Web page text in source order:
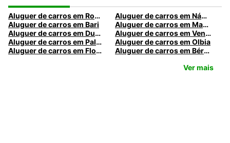
Aluguer de carros em Roma
Aluguer de carros em Nápoles
Aluguer de carros em Bari
Aluguer de carros em Madrid
Aluguer de carros em Dublin
Aluguer de carros em Veneza
Aluguer de carros em Palermo
Aluguer de carros em Olbia
Aluguer de carros em Florença
Aluguer de carros em Bérgamo
Ver mais